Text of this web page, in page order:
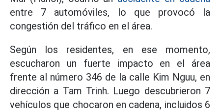
entre 7 automóviles, lo que provocó la
congestión del tráfico en el área.
Según los residentes, en ese momento,
escucharon un fuerte impacto en el área
frente al número 346 de la calle Kim Nguu, en
dirección a Tam Trinh. Luego descubrieron 7
vehículos que chocaron en cadena, incluidos 6